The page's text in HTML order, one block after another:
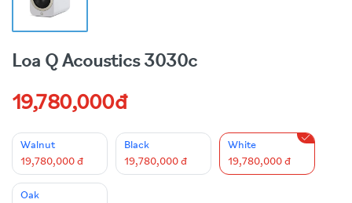
Loa Q Acoustics 3030c
19,780,000đ
Walnut
19,780,000 đ
Black
19,780,000 đ
White
19,780,000 đ
Oak